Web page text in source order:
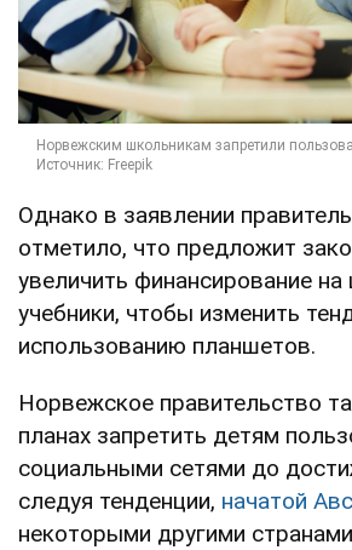
Однако в заявлении
отметило, что предложит
увеличить финансирование
учебники, чтобы изменить
использованию планшетов.
Норвежское правительство
планах запретить детям
социальными сетями до
следуя тенденции, начатой
некоторыми другими